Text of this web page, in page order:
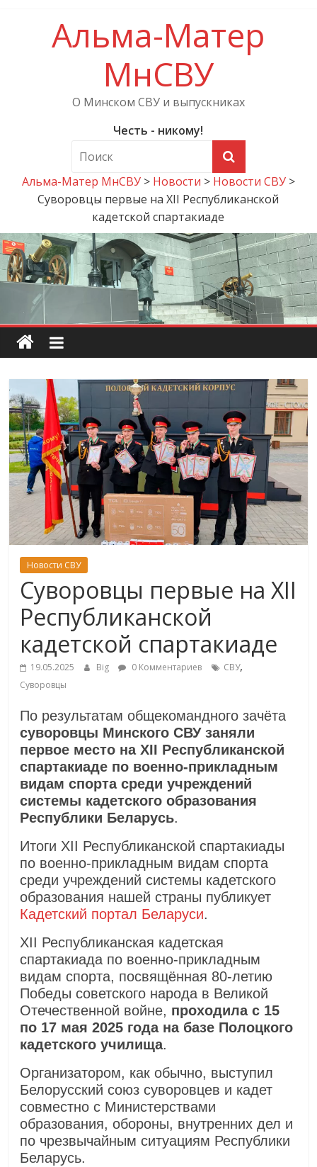
Альма-Матер
МнСВУ
О Минском СВУ и выпускниках
Честь - никому!
Альма-Матер МнСВУ> Новости > Новости СВУ>
Суворовцы первые на XII Республиканской
кадетской спартакиаде
Новости СВУ
Суворовцы первые на XII
Республиканской
кадетской спартакиаде
19.05.2025 Big 0 Комментариев СВУ,
Суворовцы
По результатам общекомандного зачёта
суворовцы Минского СВУ заняли
первое место на XII Республиканской
спартакиаде по военно-прикладным
видам спорта среди учреждений
системы кадетского образования
Республики Беларусь.
Итоги XII Республиканской спартакиады
по военно-прикладным видам спорта
среди учреждений системы кадетского
образования нашей страны публикует
Кадетский портал Беларуси.
XII Республиканская кадетская
спартакиада по военно-прикладным
видам спорта, посвящённая 80-летию
Победы советского народа в Великой
Отечественной войне, проходила с 15
по 17 мая 2025 года на базе Полоцкого
кадетского училища.
Организатором, как обычно, выступил
Белорусский союз суворовцев и кадет
совместно с Министерствами
образования, обороны, внутренних дел и
по чрезвычайным ситуациям Республики
Беларусь.